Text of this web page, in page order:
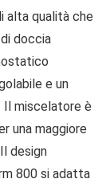
alta qualità che
doccia
e un
Il miscelatore è
una maggiore
design
800 si adatta